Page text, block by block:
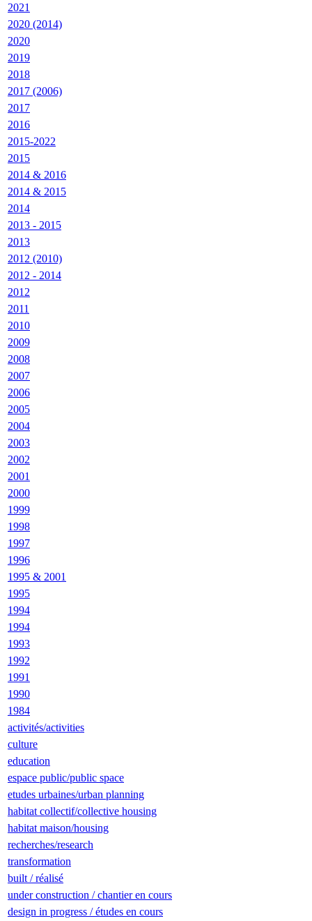
2021
2020 (2014)
2020
2019
2018
2017 (2006)
2017
2016
2015-2022
2015
2014 & 2016
2014 & 2015
2014
2013 - 2015
2013
2012 (2010)
2012 - 2014
2012
2011
2010
2009
2008
2007
2006
2005
2004
2003
2002
2001
2000
1999
1998
1997
1996
1995 & 2001
1995
1994
1994
1993
1992
1991
1990
1984
activités/activities
culture
education
espace public/public space
etudes urbaines/urban planning
habitat collectif/collective housing
habitat maison/housing
recherches/research
transformation
built / réalisé
under construction / chantier en cours
design in progress / études en cours